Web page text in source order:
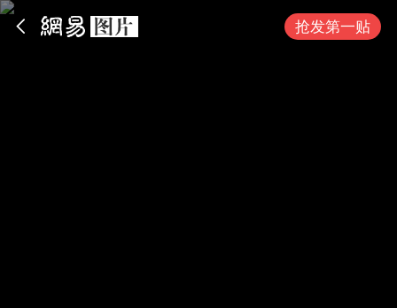
抢发第一贴
App内打开